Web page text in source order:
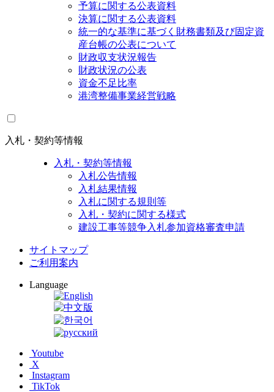
予算に関する公表資料
決算に関する公表資料
統一的な基準に基づく財務書類及び固定資
産台帳の公表について
財政収支状況報告
財政状況の公表
資金不足比率
港湾整備事業経営戦略
入札・契約等情報
入札・契約等情報
入札公告情報
入札結果情報
入札に関する規則等
入札・契約に関する様式
建設工事等競争入札参加資格審査申請
サイトマップ
ご利用案内
Language
Youtube
X
Instagram
TikTok